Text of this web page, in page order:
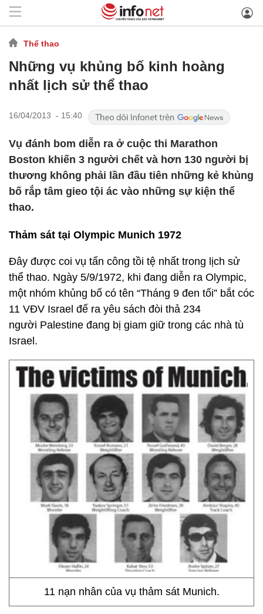
Thể thao
Những vụ khủng bố kinh hoàng
nhất lịch sử thể thao
16/04/2013 - 15:40
Vụ đánh bom diễn ra ở cuộc thi Marathon
Boston khiến 3 người chết và hơn 130 người bị
thương không phải lần đầu tiên những kẻ khủng
bố rắp tâm gieo tội ác vào những sự kiện thể
thao.
Thảm sát tại Olympic Munich 1972
Đây được coi vụ tấn công tồi tệ nhất trong lịch sử
thể thao. Ngày 5/9/1972, khi đang diễn ra Olympic,
một nhóm khủng bố có tên “Tháng 9 đen tối” bắt cóc
11 VĐV Israel để ra yêu sách đòi thả 234
người Palestine đang bị giam giữ trong các nhà tù
Israel.
11 nạn nhân của vụ thảm sát Munich.